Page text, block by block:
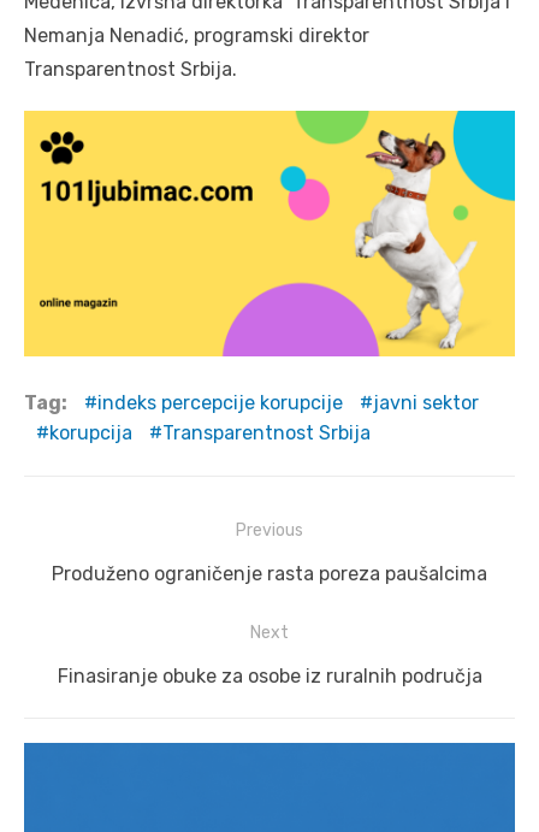
Nemanja Nenadić, programski direktor
Transparentnost Srbija.
Tag: indeks percepcije korupcije
javni sektor
korupcija
Transparentnost Srbija
navigation
Previous
Previous
Produženo ograničenje rasta poreza paušalcima
Next
Next
Finasiranje obuke za osobe iz ruralnih područja